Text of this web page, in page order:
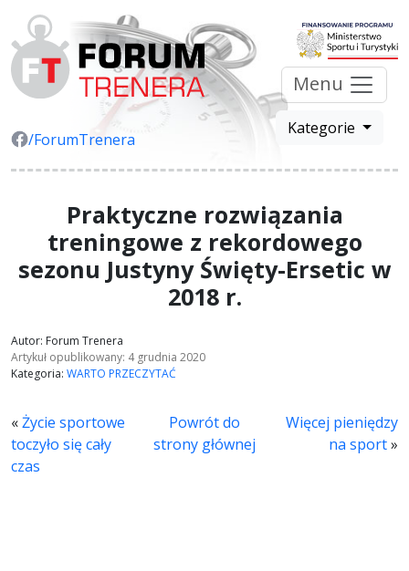
/ForumTrenera
Menu
Kategorie
Praktyczne rozwiązania
treningowe z rekordowego
sezonu Justyny Święty-Ersetic w
2018 r.
Autor: Forum Trenera
Artykuł opublikowany: 4 grudnia 2020
Kategoria: WARTO PRZECZYTAĆ
«Życie sportowe
toczyło się cały
czas
Powrót do
strony głównej
Więcej pieniędzy
na sport»